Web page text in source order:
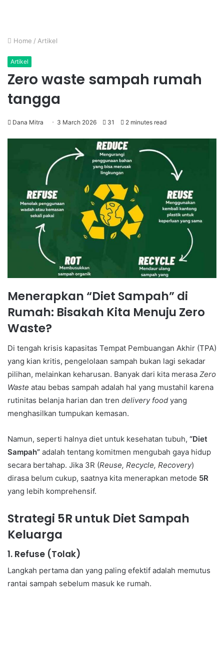
Home / Artikel
Artikel
Zero waste sampah rumah
tangga
Dana Mitra 3 March 2026 31 2 minutes read
Menerapkan “Diet Sampah” di
Rumah: Bisakah Kita Menuju Zero
Waste?
Di tengah krisis kapasitas Tempat Pembuangan Akhir (TPA)
yang kian kritis, pengelolaan sampah bukan lagi sekadar
pilihan, melainkan keharusan. Banyak dari kita merasa Zero
Waste atau bebas sampah adalah hal yang mustahil karena
rutinitas belanja harian dan tren delivery food yang
menghasilkan tumpukan kemasan.
Namun, seperti halnya diet untuk kesehatan tubuh, “Diet
Sampah” adalah tentang komitmen mengubah gaya hidup
secara bertahap. Jika 3R (Reuse, Recycle, Recovery)
dirasa belum cukup, saatnya kita menerapkan metode 5R
yang lebih komprehensif.
Strategi 5R untuk Diet Sampah
Keluarga
1. Refuse (Tolak)
Langkah pertama dan yang paling efektif adalah memutus
rantai sampah sebelum masuk ke rumah.